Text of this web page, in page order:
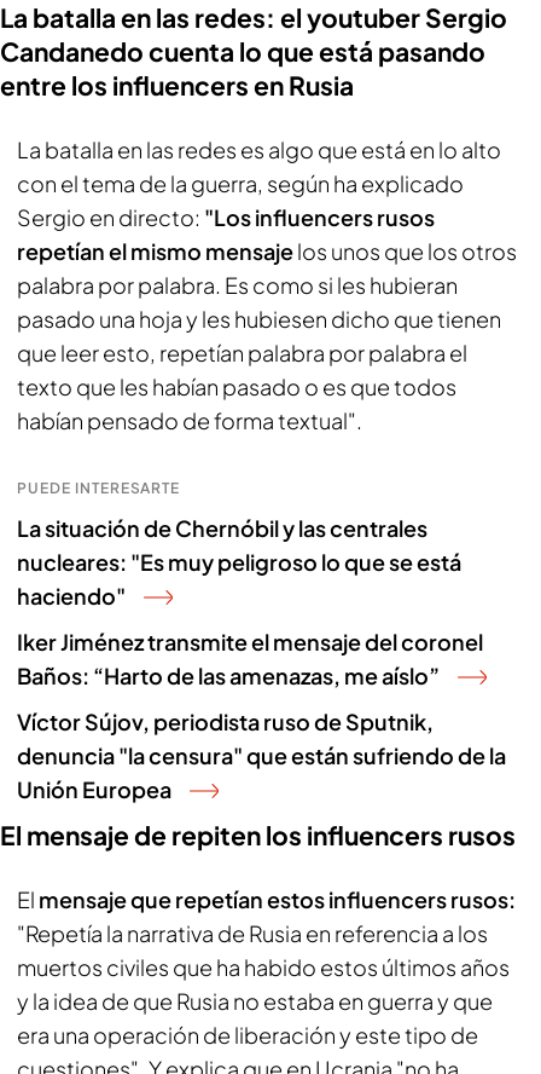
La batalla en las redes: el youtuber Sergio
Candanedo cuenta lo que está pasando
entre los influencers en Rusia
La batalla en las redes es algo que está en lo alto
con el tema de la guerra, según ha explicado
Sergio en directo: "Los influencers rusos
repetían el mismo mensajelos unos que los otros
palabra por palabra. Es como si les hubieran
pasado una hoja y les hubiesen dicho que tienen
que leer esto, repetían palabra por palabra el
texto que les habían pasado o es que todos
habían pensado de forma textual".
PUEDE INTERESARTE
La situación de Chernóbil y las centrales
nucleares: "Es muy peligroso lo que se está
haciendo"
Iker Jiménez transmite el mensaje del coronel
Baños: “Harto de las amenazas, me aíslo”
Víctor Sújov, periodista ruso de Sputnik,
denuncia "la censura" que están sufriendo de la
Unión Europea
El mensaje de repiten los influencers rusos
El mensaje que repetían estos influencers rusos:
"Repetía la narrativa de Rusia en referencia a los
muertos civiles que ha habido estos últimos años
y la idea de que Rusia no estaba en guerra y que
era una operación de liberación y este tipo de